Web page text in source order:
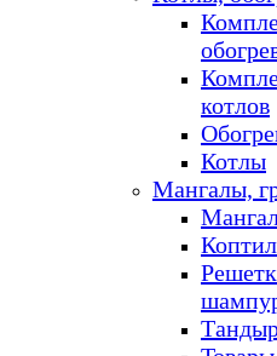
котлов
Котлы
Мангалы,